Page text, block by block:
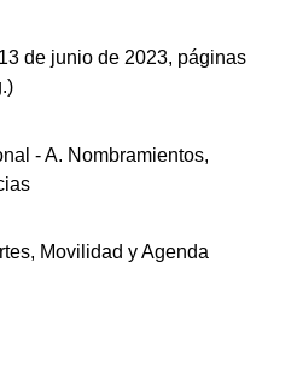
de junio de 2023, páginas
)
- A. Nombramientos,
Movilidad y Agenda